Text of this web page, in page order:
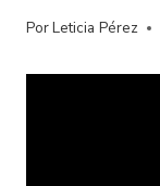
PorLeticia Pérez